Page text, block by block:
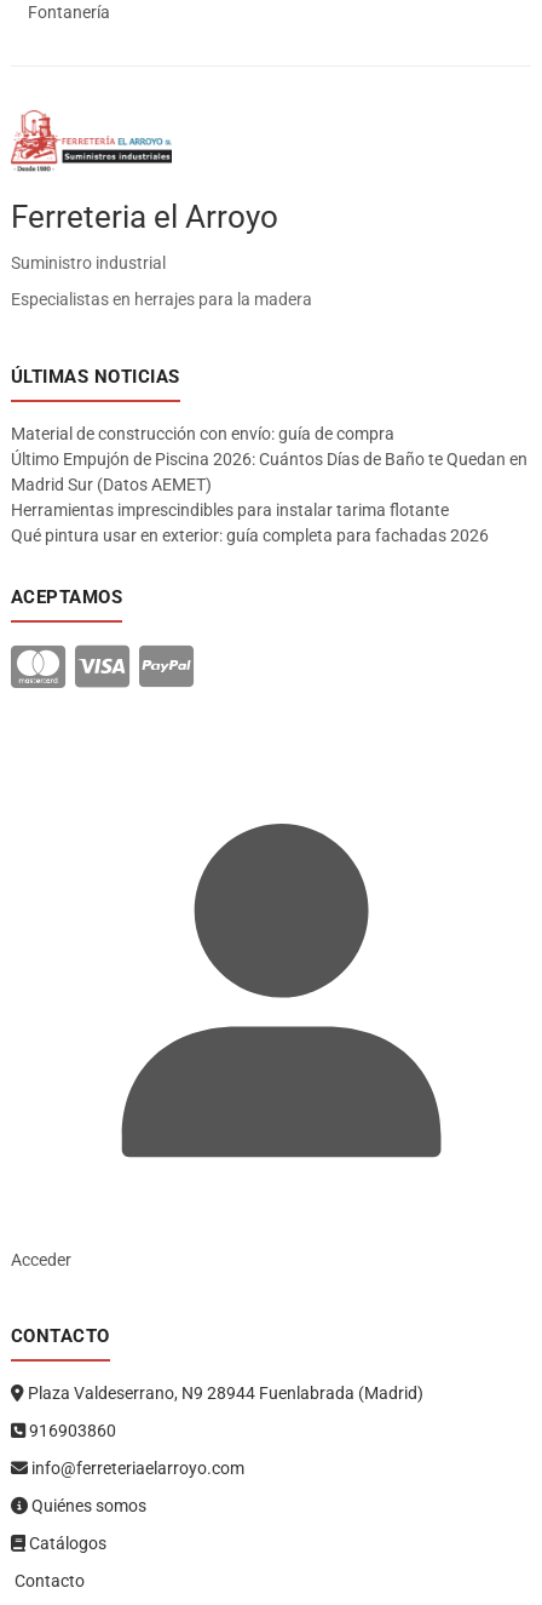
Fontanería
Ferreteria el Arroyo
Suministro industrial
Especialistas en herrajes para la madera
ÚLTIMAS NOTICIAS
Material de construcción con envío: guía de compra
Último Empujón de Piscina 2026: Cuántos Días de Baño te Quedan en
Madrid Sur (Datos AEMET)
Herramientas imprescindibles para instalar tarima flotante
Qué pintura usar en exterior: guía completa para fachadas 2026
ACEPTAMOS
Acceder
CONTACTO
Plaza Valdeserrano, N9 28944 Fuenlabrada (Madrid)
916903860
info@ferreteriaelarroyo.com
Quiénes somos
Catálogos
Contacto